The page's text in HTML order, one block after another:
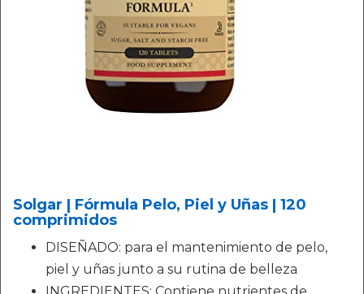
Solgar | Fórmula Pelo, Piel y Uñas | 120
comprimidos
DISEÑADO: para el mantenimiento de pelo,
piel y uñas junto a su rutina de belleza